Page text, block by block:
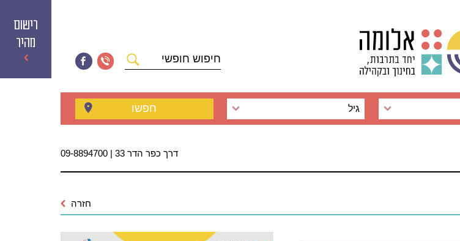
רישום
מהיר
חופשי
גיל חפשו
דרך כפר הדר 33 | 09-8894700
חזרה